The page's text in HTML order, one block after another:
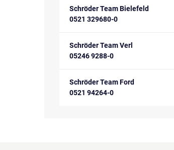
Schröder Team Bielefeld
0521 329680-0
Schröder Team Verl
05246 9288-0
Schröder Team Ford
0521 94264-0